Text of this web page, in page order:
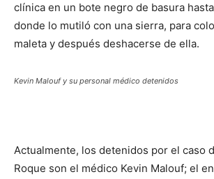
clínica en un bote negro de basura
donde lo mutiló con una sierra, para
maleta y después deshacerse de ella.
Kevin Malouf y su personal médico detenidos
Actualmente, los detenidos por el caso
Roque son el médico Kevin Malouf; el